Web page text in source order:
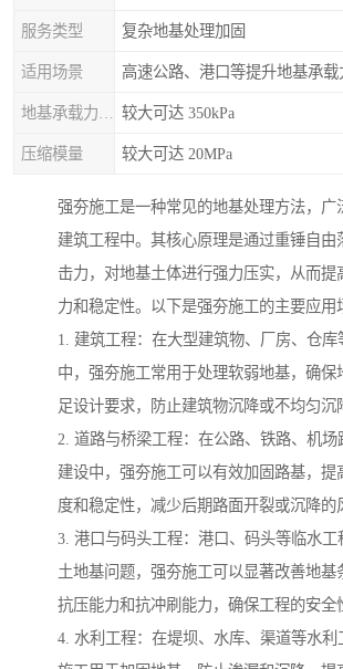
服务类型 复杂地基处理加固
适用场景 高速公路、港口等提升地基承载
较大可达 350kPa
压缩模量 较大可达 20MPa
强夯施工是一种常见的地基处理方法，广
建筑工程中。其核心原理是通过重锤自由
击力，对地基土体进行强力压实，从而提
力和稳定性。以下是强夯施工的主要应用
1. 建筑工程：在大型建筑物、厂房、仓库
中，强夯施工常用于处理软弱地基，确保
足设计要求，防止建筑物沉降或不均匀沉
2. 道路与桥梁工程：在公路、铁路、机场
建设中，强夯施工可以有效加固路基，提
度和稳定性，减少后期路面开裂或沉降的
3. 港口与码头工程：港口、码头等临水工
土地基问题，强夯施工可以显著改善地基
抗压能力和抗冲刷能力，确保工程的安全
4. 水利工程：在堤坝、水库、渠道等水利